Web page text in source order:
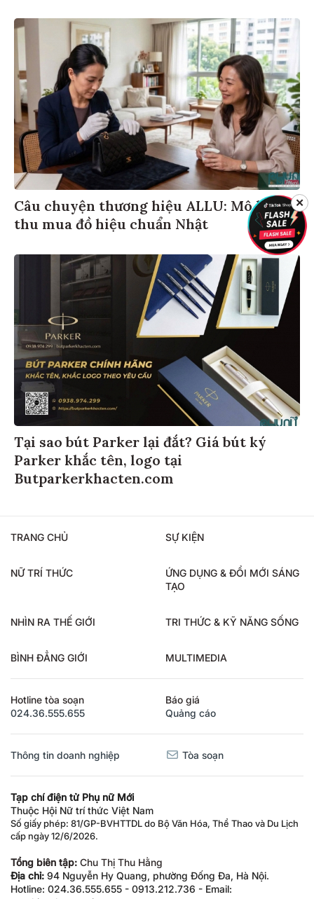
Câu chuyện thương hiệu ALLU: Mô hình
thu mua đồ hiệu chuẩn Nhật
Tại sao bút Parker lại đắt? Giá bút ký
Parker khắc tên, logo tại
Butparkerkhacten.com
TRANG CHỦ SỰ KIỆN
NỮ TRÍ THỨC
ỨNG DỤNG & ĐỔI MỚI SÁNG
TẠO
NHÌN RA THẾ GIỚI TRI THỨC & KỸ NĂNG SỐNG
BÌNH ĐẲNG GIỚI MULTIMEDIA
Hotline tòa soạn
024.36.555.655
Báo giá
Quảng cáo
Thông tin doanh nghiệp Tòa soạn
Tạp chí điện tử Phụ nữ Mới
Thuộc Hội Nữ trí thức Việt Nam
Số giấy phép: 81/GP-BVHTTDL do Bộ Văn Hóa, Thể Thao và Du Lịch
cấp ngày 12/6/2026.
Tổng biên tập: Chu Thị Thu Hằng
Địa chỉ: 94 Nguyễn Hy Quang, phường Đống Đa, Hà Nội.
Hotline: 024.36.555.655 - 0913.212.736 - Email:
✕